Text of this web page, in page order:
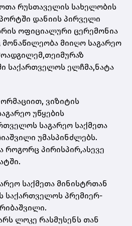
რუსთაველის სახელობის
დანიის პირველი
ოფიციალური ცერემონია
მიიღო საგარეო
საქართველოს ელჩმა,ნატა
ვიზიტის
უწყების
საგარეო საქმეთა
უმასპინძლებს.
როგორც პირისპირ,ასევე
საქმეთა მინისტრთან
საქართველოს პრემიერ-
ლოკე რასმუსენს თან